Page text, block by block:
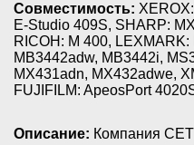
Совместимость:
E-Studio 409S, SHARP:
RICOH: M 400,
MB3442adw, MB3442i,
MX431adn, MX432adwe,
FUJIFILM: ApeosPort
Описание: Компания